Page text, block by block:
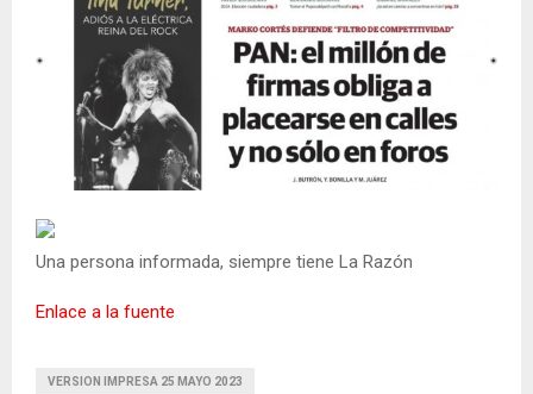
Una persona informada, siempre tiene La Razón
Enlace a la fuente
VERSION IMPRESA 25 MAYO 2023